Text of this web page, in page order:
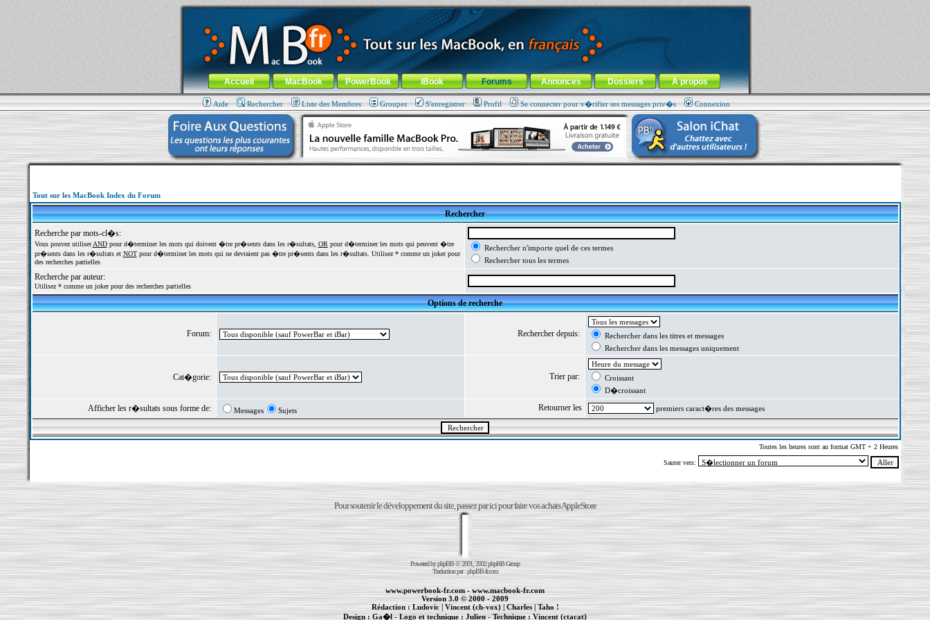
MacBook-fr.com : 100% Apple... 100% nomade !
Aller au contenu-Aller au menu général-Aller au menu de la rubrique
Menu général
Accueil MacBook PowerBook iBook Forums Annonces Dossiers À propos
Aide Rechercher Liste des Membres Groupes S'enregistrer Profil Se connecter pour v�rifier ses messages priv�s Connexion
Tout sur les MacBook Index du Forum
Rechercher
Recherche par mots-cl�s:
Vous pouvez utiliserANDpour d�terminer les mots qui doivent �tre pr�sents dans les r�sultats, OR pour d�terminer les mots qui peuvent �tre
pr�sents dans les r�sultats et NOTpour d�terminer les mots qui ne devraient pas �tre pr�sents dans les r�sultats. Utilisez * comme un joker pour
des recherches partielles
Rechercher n'importe quel de ces termes
Rechercher tous les termes
Recherche par auteur:
Utilisez * comme un joker pour des recherches partielles
Options de recherche
Forum: Rechercher depuis:
Rechercher dans les titres et messages
Rechercher dans les messages uniquement
Cat�gorie: Trier par:
Croissant
D�croissant
Afficher les r�sultats sous forme de: Messages Sujets Retourner les premiers caract�res des messages
Toutes les heures sont au format GMT + 2 Heures
Sauter vers:
Pour soutenir le développement du site, passez par ici pour faire vos achats AppleStore
Powered byphpBB© 2001, 2002 phpBB Group
Traduction par :phpBB-fr.com
www.powerbook-fr.com-www.macbook-fr.com
Version 3.0 © 2000 - 2009
Rédaction :Ludovic| Vincent (ch-vox)|Charles| Taho !
Design : Ga�l - Logo et technique : Julien - Technique :Vincent (ctacat)